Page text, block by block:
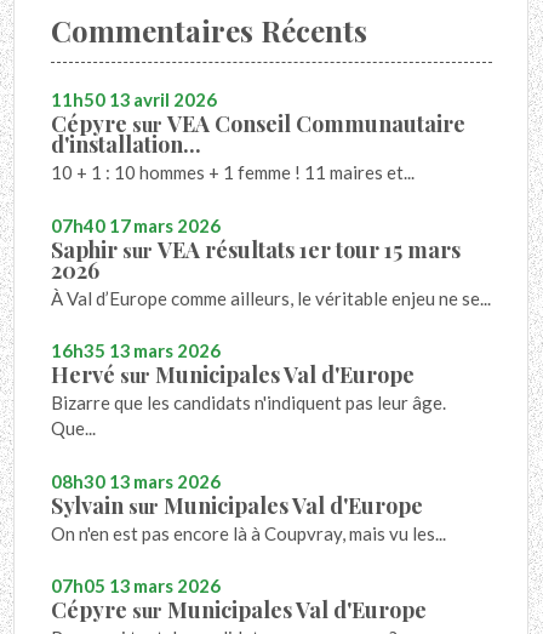
Commentaires Récents
11h50 13 avril 2026
Cépyre surVEA Conseil Communautaire
d'installation...
10 + 1 : 10 hommes + 1 femme ! 11 maires et...
07h40 17mars 2026
Saphir surVEA résultats 1er tour 15 mars
2026
À Val d’Europe comme ailleurs, le véritable enjeu ne se...
16h35 13 mars 2026
Hervé sur Municipales Val d'Europe
Bizarre que les candidats n'indiquent pas leur âge.
Que...
08h30 13 mars 2026
Sylvain sur Municipales Val d'Europe
On n'en est pas encore là à Coupvray, mais vu les...
07h05 13 mars 2026
Cépyre sur Municipales Val d'Europe